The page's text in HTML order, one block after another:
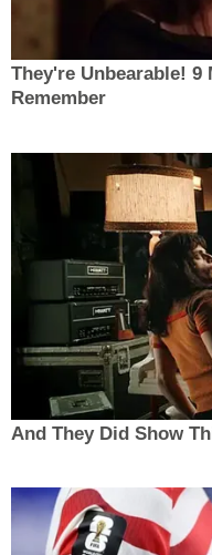
They're Unbearable! 9
Remember
And They Did Show